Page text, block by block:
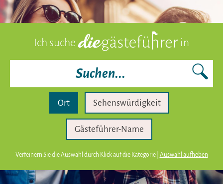
Ich suche in
Ort Sehenswürdigkeit
Gästeführer-Name
Verfeinern Sie die Auswahl durch Klick auf die Kategorie | Auswahl aufheben